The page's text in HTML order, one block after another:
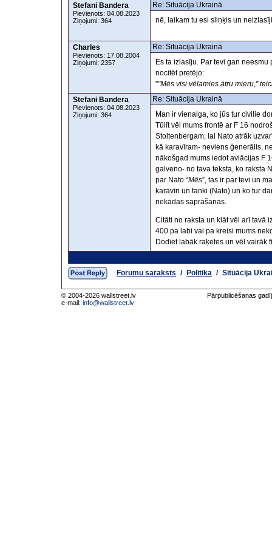
Stefani Bandera
Pievienots: 04.08.2023
Ziņojumi: 364
Re: Situācija Ukrainā
nē, laikam tu esi sliņķis un
Charles
Pievienots: 17.08.2004
Ziņojumi: 2357
Re: Situācija Ukrainā
Es ta izlasīju. Par tevi gan
nocitēt pretējo:
""Mēs visi vēlamies ātru mieru,"
Stefani Bandera
Pievienots: 04.08.2023
Ziņojumi: 364
Re: Situācija Ukrainā
Man ir vienalga, ko jūs tur civilie
Tūlīt vēl mums frontē ar F 16
Stoltenbergam, lai Nato atrāk
kā karavīram- neviens ģenerālis,
nākošgad mums iedot aviācijas F
galveno- no tava teksta, ko raksta
par Nato “Mēs”, tas ir par tevi un
karavīri un tanki (Nato) un ko tur
nekādas saprašanas.
Citāti no raksta un klāt vēl arī tavā
400 pa labi vai pa kreisi mums
Dodiet labāk raķetes un vēl vairāk
Forumu saraksts / Politika / Situācija
© 2004-2026 wallstreet.lv
e-mail: info@wallstreet.lv
Pārpublicēšanas